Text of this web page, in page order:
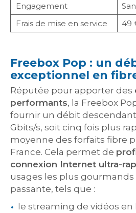
Engagement
Frais de mise en service
49
Freebox Pop : un
exceptionnel en
Réputée pour apporter des
performants, la Freebox
fournir un débit descendant
Gbits/s, soit cinq fois plus
moyenne des forfaits fibre
France. Cela permet de
connexion Internet ultra-
usages les plus
passante, tels que :
le streaming de vidéos